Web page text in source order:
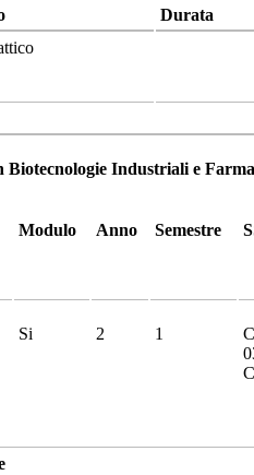
Durata
Industriali e
Modulo Anno Semestre
Si 2 1